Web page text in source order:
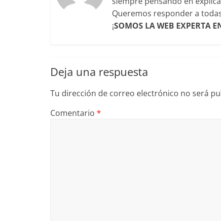
Queremos responder a
¡SOMOS LA WEB EXPERTA
Deja una respuesta
Tu dirección de correo electrónico no será
Comentario *